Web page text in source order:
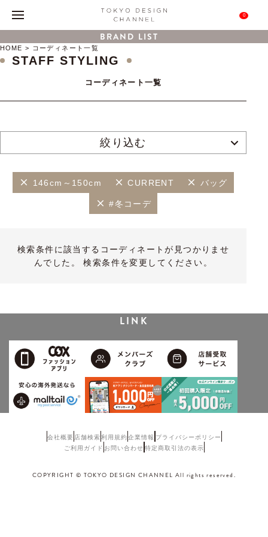
0
BRAND LIST
HOME コーディネート一覧
STAFF STYLING
コーディネート一覧
絞り込む
146cm～150cm CURRENT バッグ
#冬コーデ
検索条件に該当するコーディネートが見つかりませ
んでした。 検索条件を変更してください。
LINK
会社概要 店舗検索利用規約企業情報 プライバシーポリシー
ご利用ガイド お問い合わせ 特定商取引法の表示
COPYRIGHT © TOKYO DESIGN CHANNEL All rights reserved.